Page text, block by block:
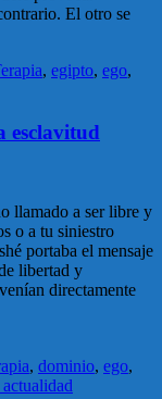
El otro se
, egipto, ego,
esclavitud
llamado a ser libre y
o a tu siniestro
portaba el mensaje
libertad y
directamente
, dominio, ego,